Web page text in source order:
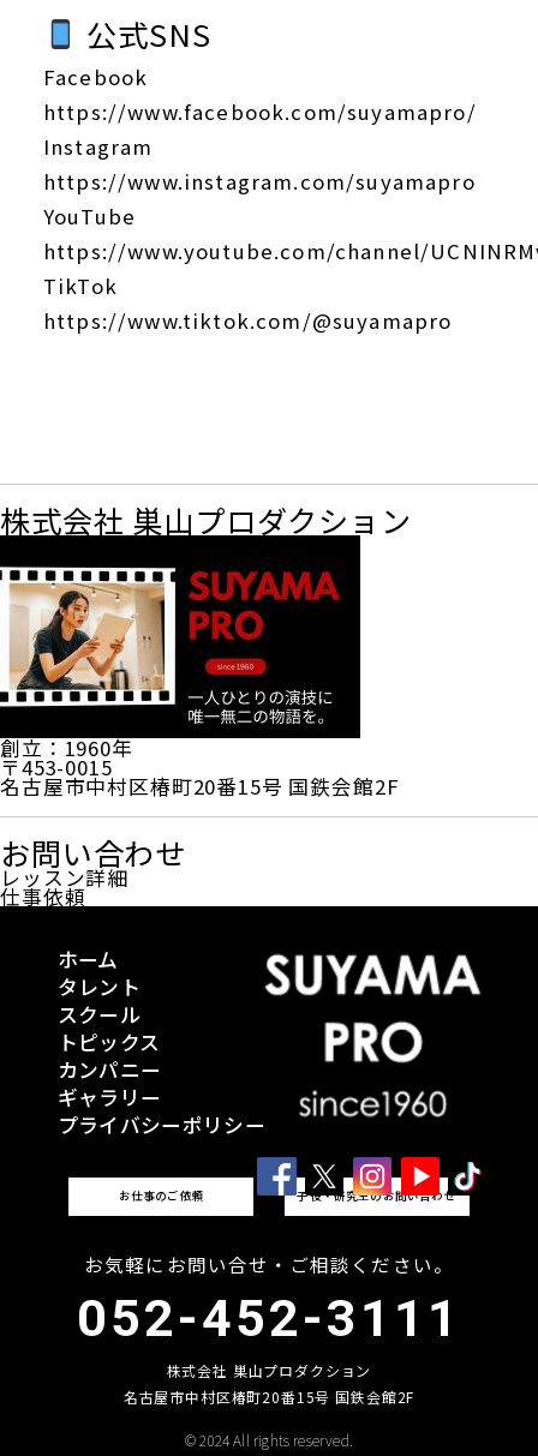
公式SNS
Facebook
https://www.facebook.com/suyamapro/
Instagram
https://www.instagram.com/suyamapro
YouTube
https://www.youtube.com/channel/
TikTok
https://www.tiktok.com/@suyamapro
株式会社 巣山プロダクション
創立：1960年
〒453-0015
名古屋市中村区椿町20番15号 国鉄会館2F
お問い合わせ
レッスン詳細
仕事依頼
ホーム
タレント
スクール
トピックス
カンパニー
ギャラリー
プライバシーポリシー
子役・研究生のお問い合わせ
お仕事のご依頼
お気軽にお問い合せ・ご相談ください。
052-452-3111
株式会社 巣山プロダクション
名古屋市中村区椿町20番15号 国鉄会館2F
© 2024 All rights reserved.